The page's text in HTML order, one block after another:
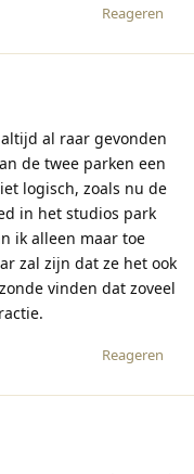
Reageren
al raar gevonden
de twee parken een
logisch, zoals nu de
in het studios park
ik alleen maar toe
zal zijn dat ze het ook
vinden dat zoveel
Reageren